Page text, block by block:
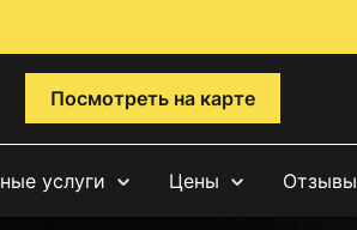
Посмотреть на карте
услуги Цены Отзывы